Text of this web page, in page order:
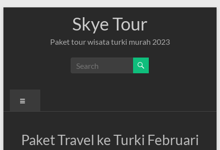
Skye Tour
Paket tour wisata turki murah 2023
Paket Travel ke Turki Februari